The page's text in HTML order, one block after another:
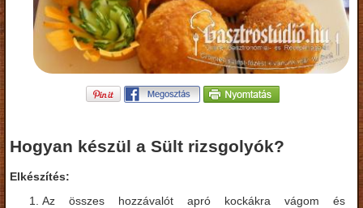
Hogyan készül a Sült rizsgolyók?
Elkészítés:
Az összes hozzávalót apró kockákra vágom és